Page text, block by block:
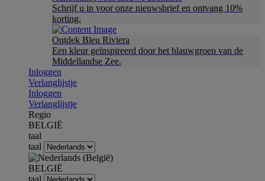
Schrijf u in voor onze nieuwsbrief en ontvang 10%
korting.
Ontdek Bleu Riviera
Een kleur geïnspireerd door het blauwgroen van de
Middellandse Zee.
Inloggen
Verlanglijstje
Inloggen
Verlanglijstje
Regio
BELGIË
taal
taal
BELGIË
taal